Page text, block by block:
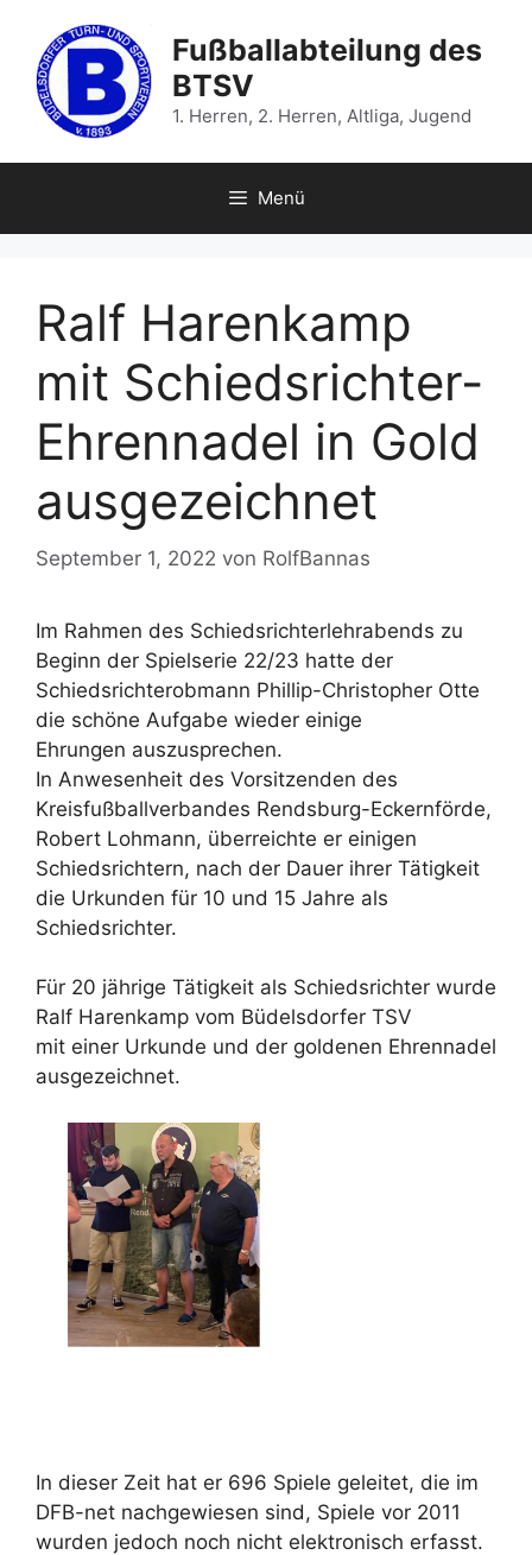
Inhalt
springen
Fußballabteilung des
BTSV
1. Herren, 2. Herren, Altliga, Jugend
Menü
Ralf Harenkamp
mit Schiedsrichter-
Ehrennadel in Gold
ausgezeichnet
September 1, 2022 von RolfBannas
Im Rahmen des Schiedsrichterlehrabends zu
Beginn der Spielserie 22/23 hatte der
Schiedsrichterobmann Phillip-Christopher Otte
die schöne Aufgabe wieder einige
Ehrungen auszusprechen.
In Anwesenheit des Vorsitzenden des
Kreisfußballverbandes Rendsburg-Eckernförde,
Robert Lohmann, überreichte er einigen
Schiedsrichtern, nach der Dauer ihrer Tätigkeit
die Urkunden für 10 und 15 Jahre als
Schiedsrichter.
Für 20 jährige Tätigkeit als Schiedsrichter wurde
Ralf Harenkamp vom Büdelsdorfer TSV
mit einer Urkunde und der goldenen Ehrennadel
ausgezeichnet.
In dieser Zeit hat er 696 Spiele geleitet, die im
DFB-net nachgewiesen sind, Spiele vor 2011
wurden jedoch noch nicht elektronisch erfasst.